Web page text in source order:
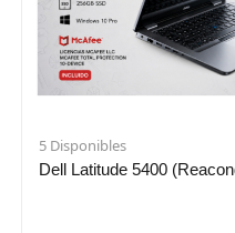
5 Disponibles
Dell Latitude 5400